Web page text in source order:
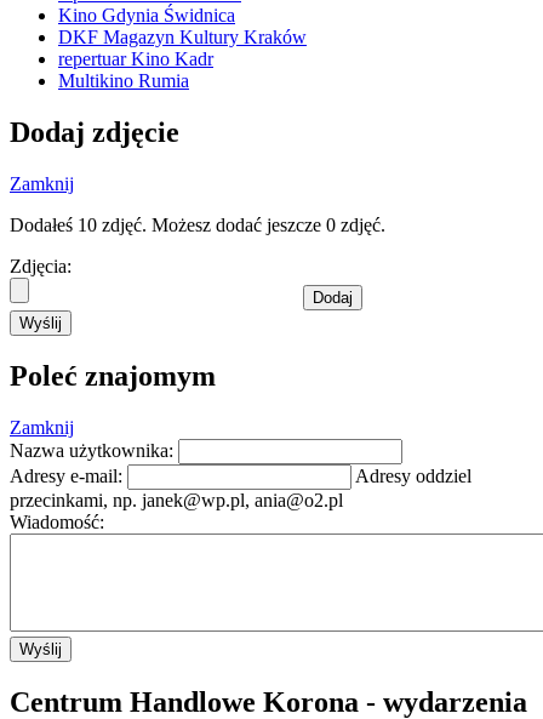
Kino Gdynia Świdnica
DKF Magazyn Kultury Kraków
repertuar Kino Kadr
Multikino Rumia
Dodaj zdjęcie
Zamknij
Dodałeś 10 zdjęć. Możesz dodać jeszcze 0 zdjęć.
Zdjęcia:
Dodaj
Wyślij
Poleć znajomym
Zamknij
Nazwa użytkownika:
Adresy e-mail:
Adresy oddziel
przecinkami, np. janek@wp.pl, ania@o2.pl
Wiadomość:
Wyślij
Centrum Handlowe Korona - wydarzenia